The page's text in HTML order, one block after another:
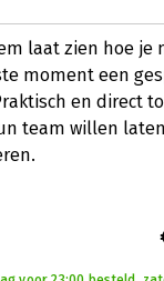
laat zien hoe je
moment een
en direct
team willen